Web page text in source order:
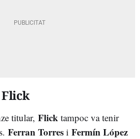
titular, Flick tampoc va tenir
Ferran Torres i Fermín López